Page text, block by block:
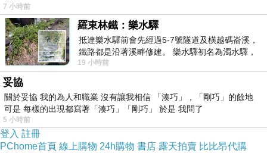
懶人瘦肚子運動
Dr.Douxi朵璽 【心機魔塑】180D提臀刷毛褲襪/九分 四款
7 小時前
羅東林鐵：樂水驛
抵達樂水驛前會先經過5-7號隧道及橫越碼崙溪，
鐵路都是沿著溪畔修建。 樂水驛初名為濁水驛，
但因與臺鐵集集線車站同名，於1953
19 小時前
妥協
關於妥協 我的為人和職業 沒有讓我相信 「湊巧」，「剛巧」的餘地
可是 每樣的出現都寫著「湊巧」「剛巧」 於是 我問了
5 小時前
登入 註冊
PChome首頁 線上購物 24h購物 書店 露天拍賣 比比昂代購